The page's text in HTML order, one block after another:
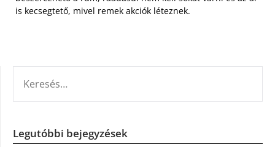
is kecsegtető, mivel remek akciók léteznek.
Legutóbbi bejegyzések